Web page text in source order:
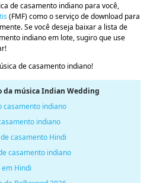
de casamento indiano para você,
(FMF) como o serviço de download para
Se você deseja baixar a lista de
indiano em lote, sugiro que use
de casamento indiano!
da música Indian Wedding
casamento indiano
indiano
casamento Hindi
casamento indiano
Hindi